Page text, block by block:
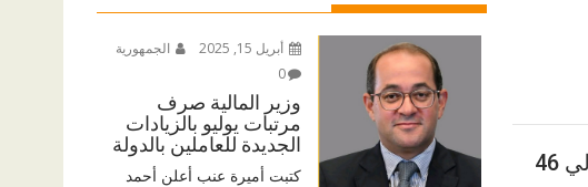
أبريل 15, 2025
الجمهورية
0
وزير المالية صرف
مرتبات يوليو بالزيادات
الجديدة للعاملين بالدولة
كتبت أميرة عنب أعلن أحمد